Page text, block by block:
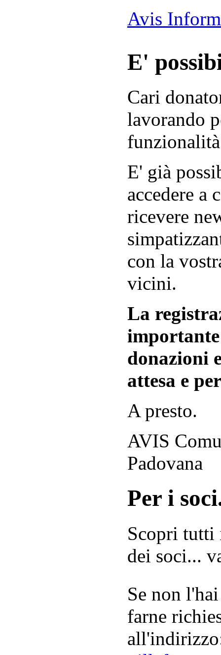
Avis
E'
Cari
lavorando
E' già
accedere a
ricevere
con la
vicini.
La
donazioni
attesa e
A presto.
AVIS
Padovana
Per i
Scopri tutti
dei soci...
Se non
farne